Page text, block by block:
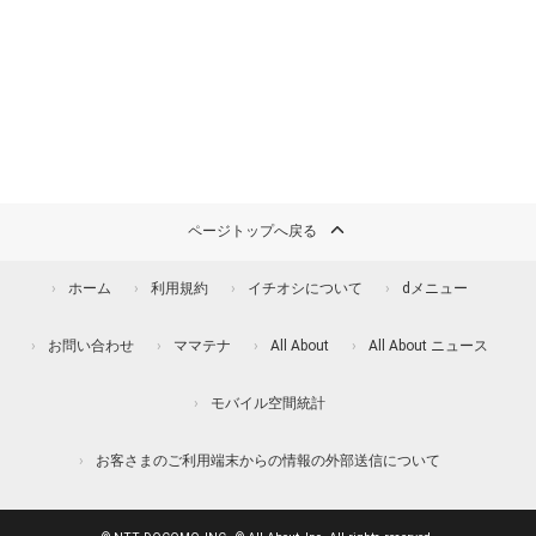
ページトップへ戻る
ホーム 利用規約 イチオシについて dメニュー
お問い合わせ ママテナ All About All About ニュース
モバイル空間統計
お客さまのご利用端末からの情報の外部送信について